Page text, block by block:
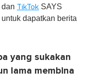
dan TikTok SAYS
dapatkan berita
yang sukakan
lama membina